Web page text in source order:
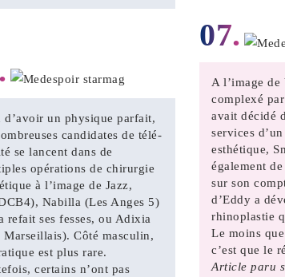
d’avoir un physique parfait,
candidates de télé-
se lancent dans de
opérations de chirurgie
à l’image de Jazz,
Nabilla (Les Anges 5)
refait ses fesses, ou Adixia
Marseillais). Côté masculin,
est plus rare.
certains n’ont pas
07.
A l’image
complexé
avait décidé
services
esthétique,
également
sur son
d’Eddy a
rhinoplastie
Le moins
c’est que le
Article paru